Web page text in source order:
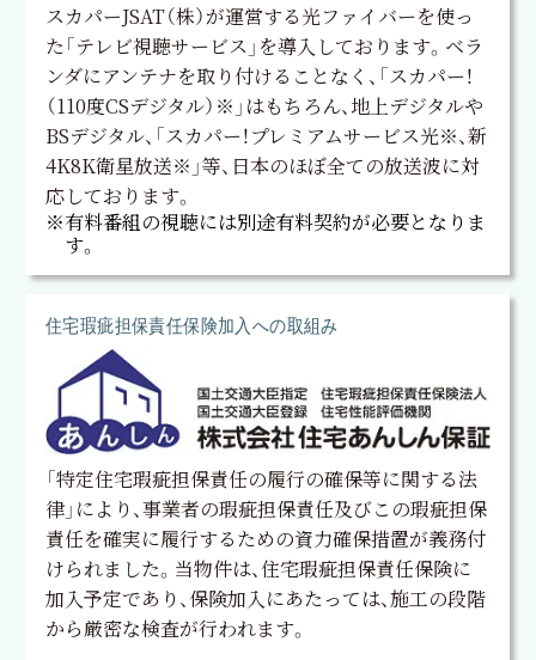
スカパーJSAT（株）が運営する光ファイバーを使っ
た「テレビ視聴サービス」を導入しております。ベラ
ンダにアンテナを取り付けることなく、「スカパー！
（110度CSデジタル）※」はもちろん、地上デジタルや
BSデジタル、「スカパー！プレミアムサービス光※、新
4K8K衛星放送※」等、日本のほぼ全ての放送波に対
応しております。
※有料番組の視聴には別途有料契約が必要となりま
す。
住宅瑕疵担保責任保険加入への取組み
「特定住宅瑕疵担保責任の履行の確保等に関する法
律」により、事業者の瑕疵担保責任及びこの瑕疵担保
責任を確実に履行するための資力確保措置が義務付
けられました。当物件は、住宅瑕疵担保責任保険に
加入予定であり、保険加入にあたっては、施工の段階
から厳密な検査が行われます。